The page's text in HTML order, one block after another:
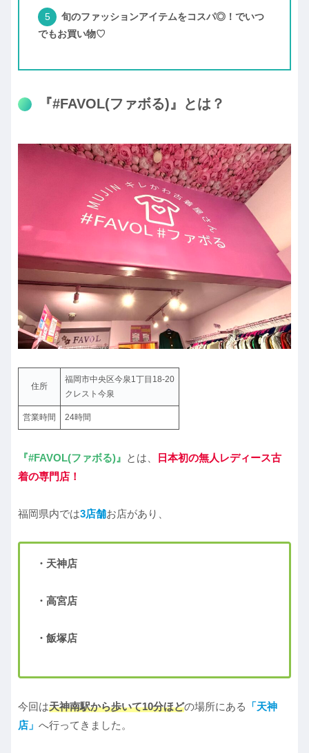
旬のファッションアイテムをコスパ◎！でいつ
でもお買い物♡
『#FAVOL(ファボる)』とは？
住所
福岡市中央区今泉1丁目18-20
クレスト今泉
営業時間 24時間
『#FAVOL(ファボる)』 とは、
日本初の無人レディース古
着の専門店！
福岡県内では3店舗お店があり、
・天神店
・高宮店
・飯塚店
今回は天神南駅から歩いて10分ほどの場所にある
「天神
店」 へ行ってきました。